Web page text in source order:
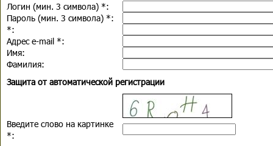
Логин (мин. 3 символа) *:
Пароль (мин. 3 символа) *:
*:
Адрес e-mail *:
Имя:
Фамилия:
Защита от автоматической регистрации
Введите слово на картинке
*: